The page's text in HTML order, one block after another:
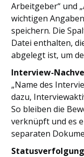
Arbeitgeber“ und
wichtigen
speichern. Die
Datei enthalten,
abgelegt ist, um
Interview-
„Name des
dazu,
So bleiben die
verknüpft und es
separaten